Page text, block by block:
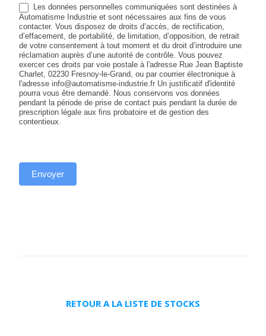
Les données personnelles communiquées sont destinées à
Automatisme Industrie et sont nécessaires aux fins de vous
contacter. Vous disposez de droits d’accès, de rectification,
d’effacement, de portabilité, de limitation, d’opposition, de retrait
de votre consentement à tout moment et du droit d’introduire une
réclamation auprès d’une autorité de contrôle. Vous pouvez
exercer ces droits par voie postale à l'adresse Rue Jean Baptiste
Charlet, 02230 Fresnoy-le-Grand, ou par courrier électronique à
l'adresse info@automatisme-industrie.fr Un justificatif d'identité
pourra vous être demandé. Nous conservons vos données
pendant la période de prise de contact puis pendant la durée de
prescription légale aux fins probatoire et de gestion des
contentieux.
Envoyer
RETOUR A LA LISTE DE STOCKS